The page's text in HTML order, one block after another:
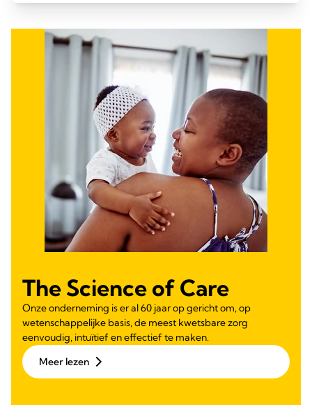
The Science of Care
Onze onderneming is er al 60 jaar op gericht om, op
wetenschappelijke basis, de meest kwetsbare zorg
eenvoudig, intuïtief en effectief te maken.
Meer lezen